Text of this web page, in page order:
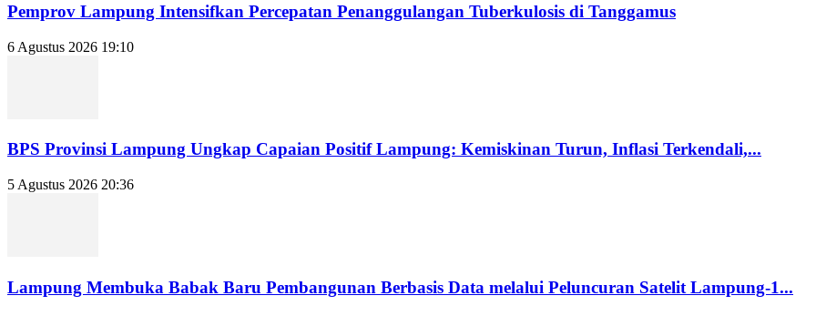
Pemprov Lampung Intensifkan Percepatan Penanggulangan Tuberkulosis di Tanggamus
6 Agustus 2026 19:10
BPS Provinsi Lampung Ungkap Capaian Positif Lampung: Kemiskinan Turun, Inflasi Terkendali,...
5 Agustus 2026 20:36
Lampung Membuka Babak Baru Pembangunan Berbasis Data melalui Peluncuran Satelit Lampung-1...